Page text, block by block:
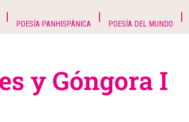
POESÍA PANHISPÁNICA POESÍA DEL MUNDO
y Góngora I